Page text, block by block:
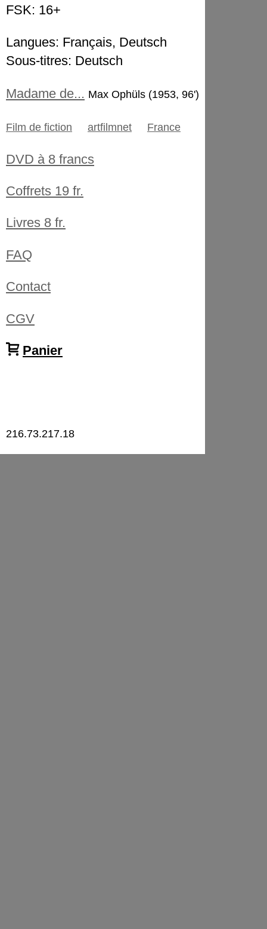
FSK: 16+
Langues: Français, Deutsch
Sous-titres: Deutsch
Madame de... Max Ophüls (1953, 96')
Film de fiction artfilmnet France
DVD à 8 francs
Coffrets 19 fr.
Livres 8 fr.
FAQ
Contact
CGV
Panier
216.73.217.18